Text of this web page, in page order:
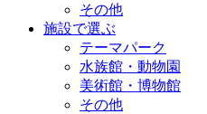
その他
施設で選ぶ
テーマパーク
水族館・動物園
美術館・博物館
その他